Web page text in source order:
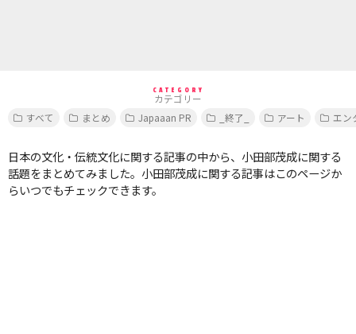
CATEGORY
カテゴリー
すべて
まとめ Japaaan PR _終了_ アート エン
日本の文化・伝統文化に関する記事の中から、小田部茂成に関する
話題をまとめてみました。小田部茂成に関する記事はこのページか
らいつでもチェックできます。